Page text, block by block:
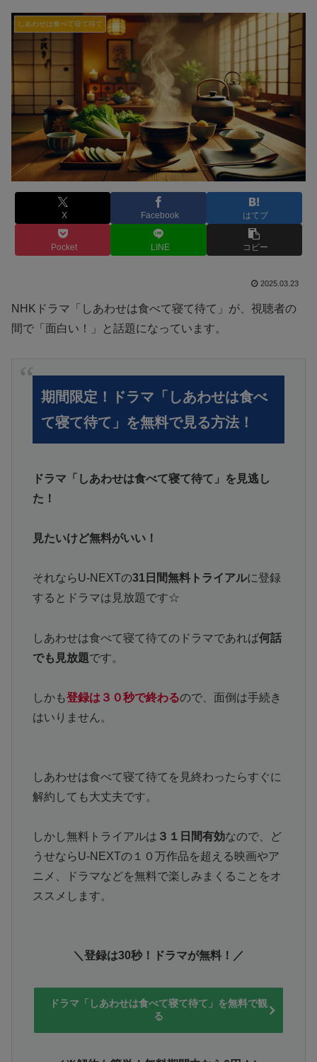
しあわせは食べて寝て待て
X Facebook はてブ
Pocket LINE コピー
2025.03.23
NHKドラマ「しあわせは食べて寝て待て」が、視聴者の
間で「面白い！」と話題になっています。
期間限定！ドラマ「しあわせは食べ
て寝て待て」を無料で見る方法！
ドラマ「しあわせは食べて寝て待て」を見逃し
た！
見たいけど無料がいい！
それならU-NEXTの31日間無料トライアルに登録
するとドラマは見放題です☆
しあわせは食べて寝て待てのドラマであれば何話
でも見放題です。
しかも登録は３０秒で終わるので、面倒は手続き
はいりません。
しあわせは食べて寝て待てを見終わったらすぐに
解約しても大丈夫です。
しかし無料トライアルは ３１日間有効なので、ど
うせならU-NEXTの１０万作品を超える映画やア
ニメ、ドラマなどを無料で楽しみまくることをオ
ススメします。
＼登録は30秒！ドラマが無料！／
ドラマ「しあわせは食べて寝て待て」を無料で観
る